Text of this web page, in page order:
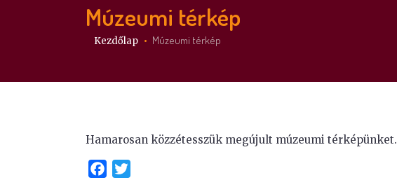
Múzeumi térkép
Itt vagy:
Kezdőlap Múzeumi térkép
Hamarosan közzétesszük megújult múzeumi térképünket.
Facebook